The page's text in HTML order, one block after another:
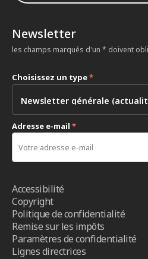
Newsletter
les champs marqués d'un * doivent
Choisissez un type*
Adresse e-mail *
Accessibilité
Copyright
Politique de confidentialité
Remise sur les impôts
Paramètres de confidentialité
Lignes directrices